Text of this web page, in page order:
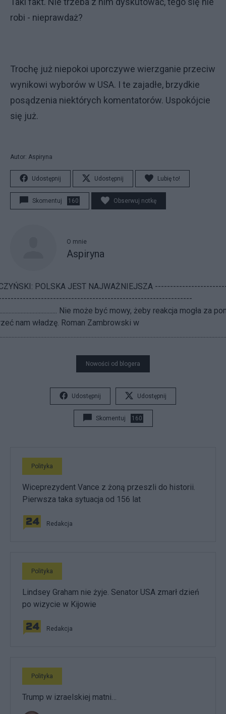
robi - nieprawdaż?
Trochę już niepokoi uporczywe wierzganie przeciw
wynikowi wyborów w USA. I te zajadłe, brzydkie
posądzenia niektórych komentatorów. Uspokójcie
się już.
Autor: Aspiryna
Udostępnij Udostępnij Lubię to!
Skomentuj 160 Obserwuj notkę
O mnie
Aspiryna
POLSKA JEST NAJWAŻNIEJSZA
Nie może być mowy, żeby reakcja mogła za
nam władzę. Roman Zambrowski w
Nowości od blogera
Udostępnij Udostępnij
Skomentuj 160
Polityka
Wiceprezydent Vance z żoną przeszli do historii.
Pierwsza taka sytuacja od 156 lat
Redakcja
Polityka
Lindsey Graham nie żyje. Senator USA zmarł dzień
po wizycie w Kijowie
Redakcja
Polityka
Trump w izraelskiej matni…